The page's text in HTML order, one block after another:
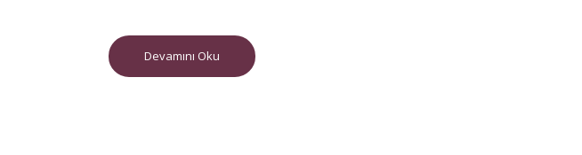
Devamını Oku